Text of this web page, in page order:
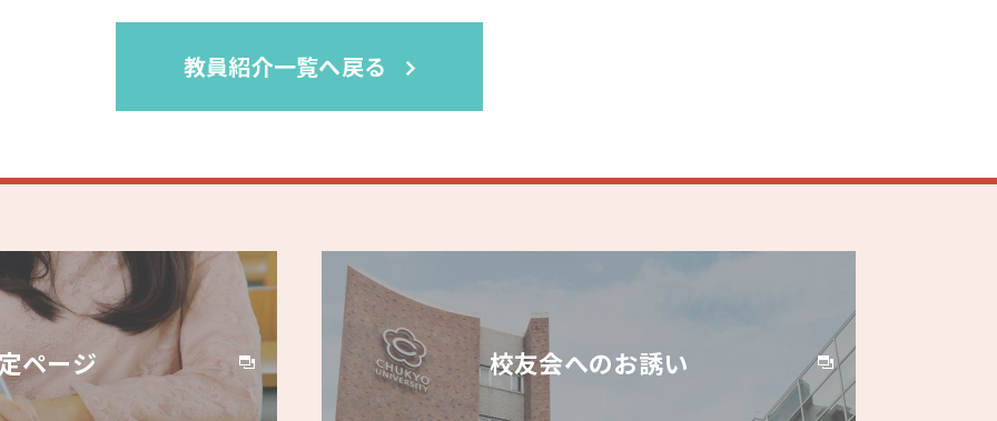
教員紹介一覧へ戻る
ページ 校友会へのお誘い